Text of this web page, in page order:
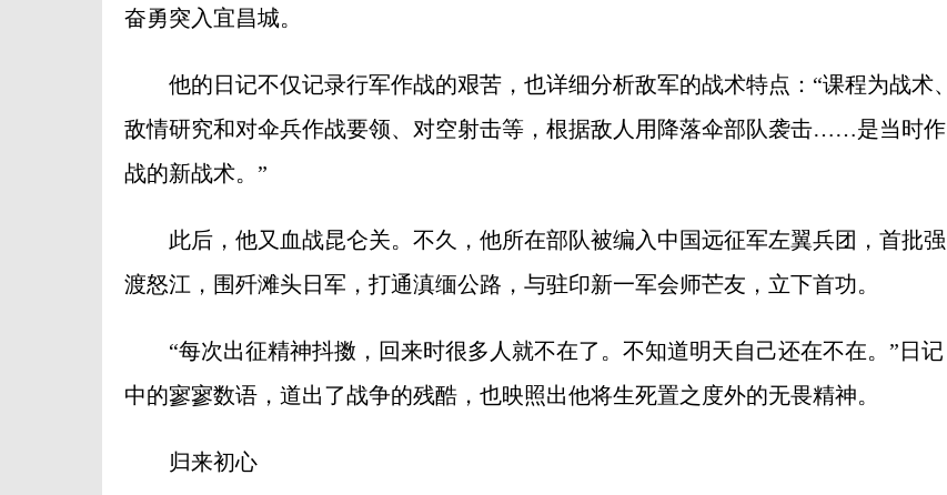
奋勇突入宜昌城。
他的日记不仅记录行军作战的艰苦，也详细分析敌军的战术特点：“课程为战术、
敌情研究和对伞兵作战要领、对空射击等，根据敌人用降落伞部队袭击……是当时作
战的新战术。”
此后，他又血战昆仑关。不久，他所在部队被编入中国远征军左翼兵团，首批强
渡怒江，围歼滩头日军，打通滇缅公路，与驻印新一军会师芒友，立下首功。
“每次出征精神抖擞，回来时很多人就不在了。不知道明天自己还在不在。”日记
中的寥寥数语，道出了战争的残酷，也映照出他将生死置之度外的无畏精神。
归来初心